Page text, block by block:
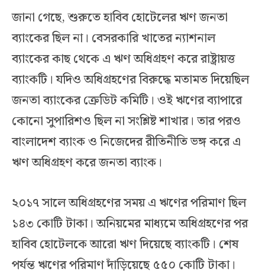
জানা গেছে, শুরুতে হাবিব হোটেলের ঋণ জনতা
ব্যাংকের ছিল না। বেসরকারি খাতের ন্যাশনাল
ব্যাংকের কাছ থেকে এ ঋণ অধিগ্রহণ করে রাষ্ট্রায়ত্ত
ব্যাংকটি। যদিও অধিগ্রহণের বিরুদ্ধে মতামত দিয়েছিল
জনতা ব্যাংকের ক্রেডিট কমিটি। ওই ঋণের ব্যাপারে
কোনো সুপারিশও ছিল না সংশ্লিষ্ট শাখার। তার পরও
বাংলাদেশ ব্যাংক ও নিজেদের রীতিনীতি ভঙ্গ করে এ
ঋণ অধিগ্রহণ করে জনতা ব্যাংক।
২০১৭ সালে অধিগ্রহণের সময় এ ঋণের পরিমাণ ছিল
১৪৩ কোটি টাকা। অনিয়মের মাধ্যমে অধিগ্রহণের পর
হাবিব হোটেলকে আরো ঋণ দিয়েছে ব্যাংকটি। শেষ
পর্যন্ত ঋণের পরিমাণ দাঁড়িয়েছে ৫৫০ কোটি টাকা।